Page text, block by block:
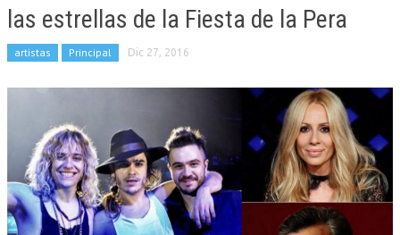
las estrellas de la Fiesta de la Pera
artistas Principal Dic 27, 2016